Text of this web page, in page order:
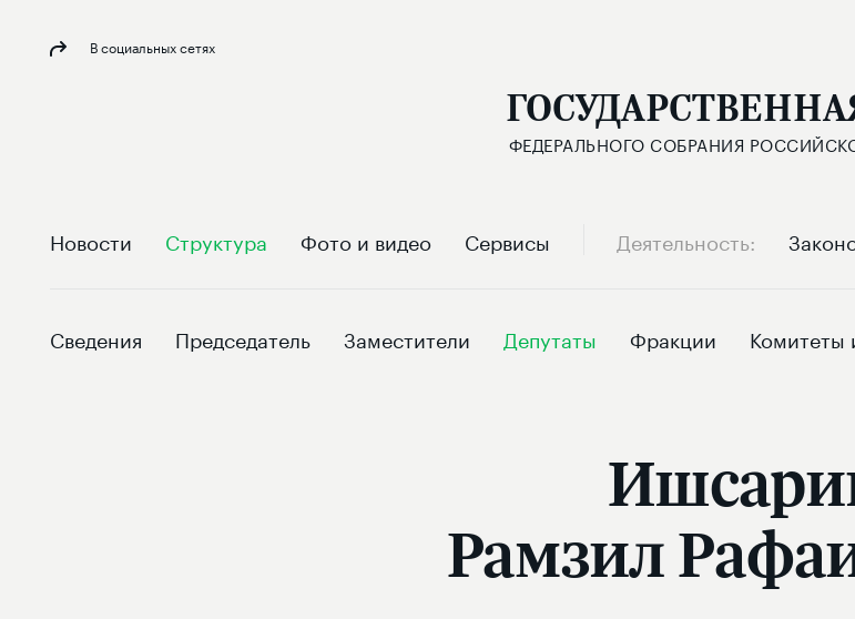
В социальных сетях
ФЕДЕРАЛЬНОГО СОБРАНИЯ
Новости Структура Фото и видео Сервисы Деятельность
Сведения Председатель Заместители Депутаты Фракции Комитеты
Рамзил